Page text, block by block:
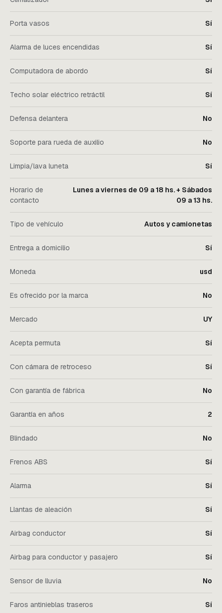
Porta vasos Sí
Alarma de luces encendidas Sí
Computadora de abordo Sí
Techo solar eléctrico retráctil Sí
Defensa delantera No
Soporte para rueda de auxilio No
Limpia/lava luneta Sí
Horario de
contacto
Lunes a viernes de 09 a 18 hs. + Sábados
09 a 13 hs.
Tipo de vehículo Autos y camionetas
Entrega a domicilio Sí
Moneda usd
Es ofrecido por la marca No
Mercado UY
Acepta permuta Sí
Con cámara de retroceso Sí
Con garantía de fábrica No
Garantía en años 2
Blindado No
Frenos ABS Sí
Alarma Sí
Llantas de aleación Sí
Airbag conductor Sí
Airbag para conductor y pasajero Sí
Sensor de lluvia No
Faros antinieblas traseros Sí